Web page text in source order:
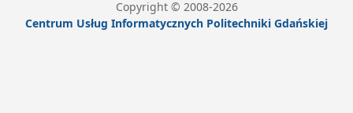
Copyright © 2008-2026
Centrum Usług Informatycznych Politechniki Gdańskiej